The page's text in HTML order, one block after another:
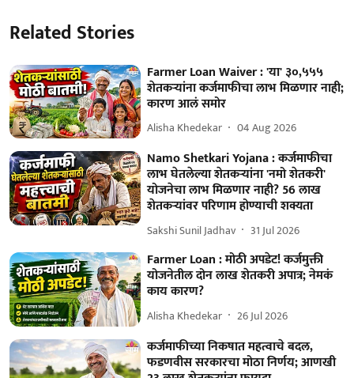
Related Stories
Farmer Loan Waiver : 'या' ३०,५५५
शेतकऱ्यांना कर्जमाफीचा लाभ मिळणार नाही;
कारण आलं समोर
Alisha Khedekar 04 Aug 2026
Namo Shetkari Yojana : कर्जमाफीचा
लाभ घेतलेल्या शेतकऱ्यांना 'नमो शेतकरी'
योजनेचा लाभ मिळणार नाही? 56 लाख
शेतकऱ्यांवर परिणाम होण्याची शक्यता
Sakshi Sunil Jadhav 31 Jul 2026
Farmer Loan : मोठी अपडेट! कर्जमुक्ती
योजनेतील दोन लाख शेतकरी अपात्र; नेमकं
काय कारण?
Alisha Khedekar 26 Jul 2026
कर्जमाफीच्या निकषात महत्वाचे बदल,
फडणवीस सरकारचा मोठा निर्णय; आणखी